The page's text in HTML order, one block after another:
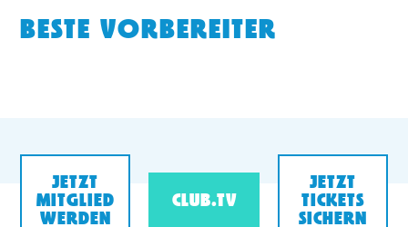
BESTE VORBEREITER
JETZT
MITGLIED
WERDEN
CLUB.TV
JETZT
TICKETS
SICHERN